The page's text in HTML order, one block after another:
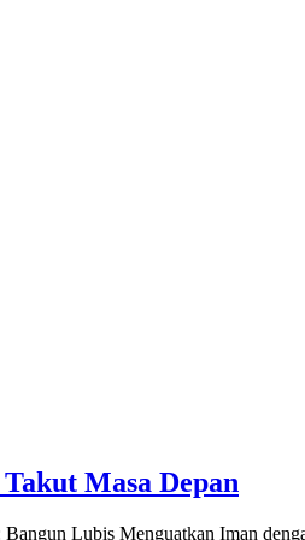
Masa Depan
Bangun Lubis Menguatkan Iman